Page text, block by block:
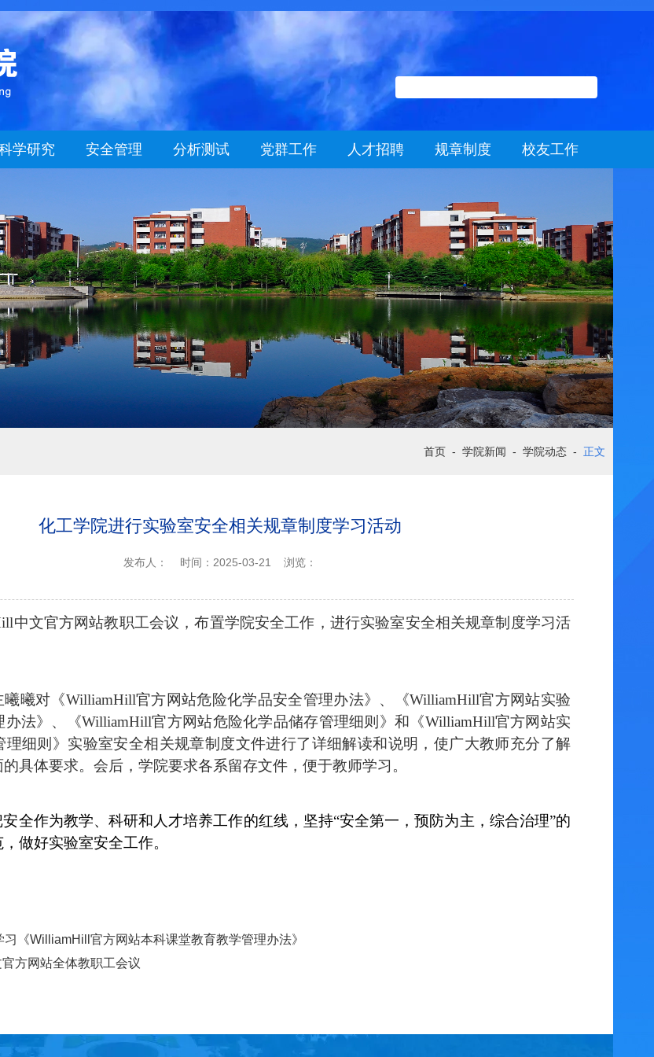
学研究 安全管理 分析测试 党群工作 人才招聘 规章制度 校友工作
首页 - 学院新闻 - 学院动态 - 正文
化工学院进行实验室安全相关规章制度学习活动
发布人： 时间：2025-03-21 浏览：
中文官方网站教职工会议，布置学院安全工作，进行实验室安全相关规章制度学习活
曦对《WilliamHill官方网站危险化学品安全管理办法》、《WilliamHill官方网站实验
法》、《WilliamHill官方网站危险化学品储存管理细则》和《WilliamHill官方网站实
细则》实验室安全相关规章制度文件进行了详细解读和说明， 使广大教师充分了解
具体要求。会后，学院要求各系留存文件，便于教师学习。
全作为教学、科研和人才培养工作的红线，坚持“安全第一，预防为主，综合治理”的
做好实验室安全工作。
《WilliamHill官方网站本科课堂教育教学管理办法》
方网站全体教职工会议